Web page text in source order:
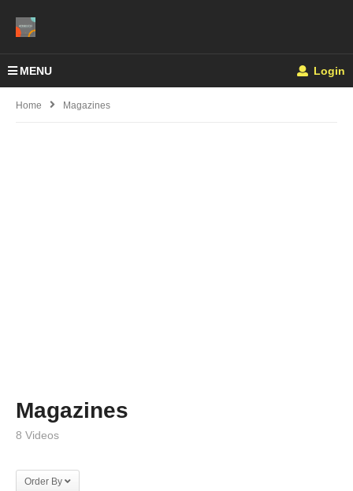
MENU Login
Home Magazines
Magazines
8 Videos
Order By